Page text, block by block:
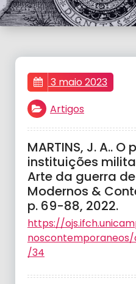
3 maio 2023
Artigos
MARTINS, J. A..
instituições
Arte da guerra
Modernos &
p. 69-88, 2022.
https://
/34